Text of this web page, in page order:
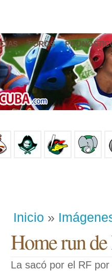
FOROS
Inicio »
Home run
La sacó por el RF